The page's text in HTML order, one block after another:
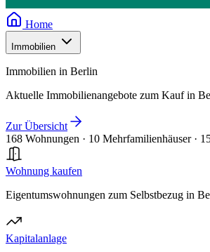
Home
Immobilien
Immobilien in Berlin
Aktuelle Immobilienangebote zum Kauf in
Zur Übersicht
168 Wohnungen · 10 Mehrfamilienhäuser ·
Wohnung kaufen
Eigentumswohnungen zum Selbstbezug in
Kapitalanlage